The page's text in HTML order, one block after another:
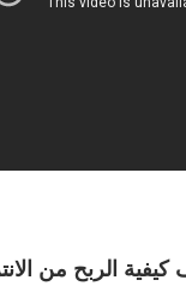
كيفية الربح من